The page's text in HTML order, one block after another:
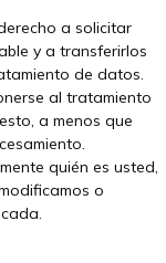
a solicitar
y a transferirlos
de datos.
al tratamiento
a menos que
quién es usted,
o